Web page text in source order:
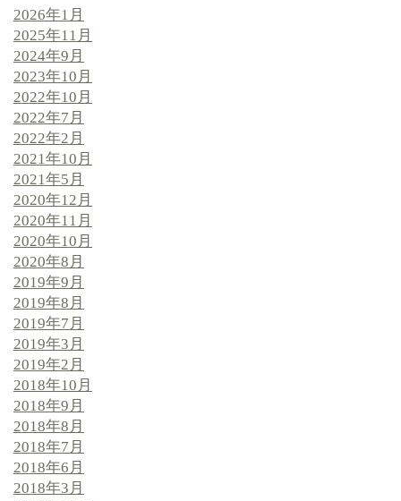
2026年1月
2025年11月
2024年9月
2023年10月
2022年10月
2022年7月
2022年2月
2021年10月
2021年5月
2020年12月
2020年11月
2020年10月
2020年8月
2019年9月
2019年8月
2019年7月
2019年3月
2019年2月
2018年10月
2018年9月
2018年8月
2018年7月
2018年6月
2018年3月